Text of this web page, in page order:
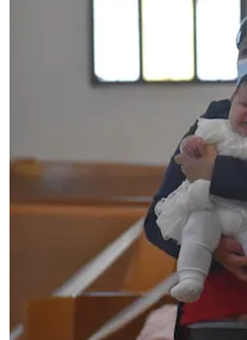
Para
Invitan a